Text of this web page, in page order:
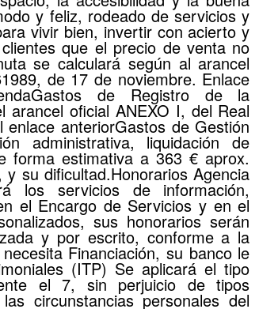
y feliz, rodeado de servicios y
vivir bien, invertir con acierto y
que el precio de venta no
se calculará según al arancel
de 17 de noviembre. Enlace
de Registro de la
arancel oficial ANEXO I, del Real
anteriorGastos de Gestión
administrativa, liquidación de
forma estimativa a 363 € aprox.
su dificultad.Honorarios Agencia
los servicios de información,
el Encargo de Servicios y en el
sus honorarios serán
y por escrito, conforme a la
Financiación, su banco le
(ITP) Se aplicará el tipo
el 7, sin perjuicio de tipos
circunstancias personales del